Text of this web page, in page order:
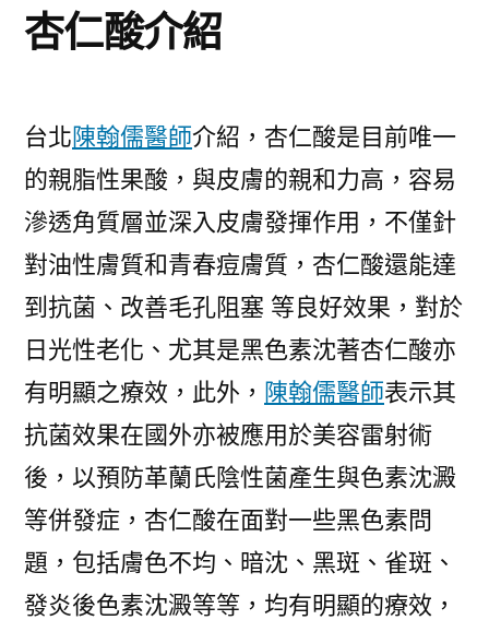
杏仁酸介紹
台北陳翰儒醫師介紹，杏仁酸是目前唯一
的親脂性果酸，與皮膚的親和力高，容易
滲透角質層並深入皮膚發揮作用，不僅針
對油性膚質和青春痘膚質，杏仁酸還能達
到抗菌、改善毛孔阻塞 等良好效果，對於
日光性老化、尤其是黑色素沈著杏仁酸亦
有明顯之療效，此外， 陳翰儒醫師表示其
抗菌效果在國外亦被應用於美容雷射術
後，以預防革蘭氏陰性菌產生與色素沈澱
等併發症，杏仁酸在面對一些黑色素問
題，包括膚色不均、暗沈、黑斑、雀斑、
發炎後色素沈澱等等，均有明顯的療效，